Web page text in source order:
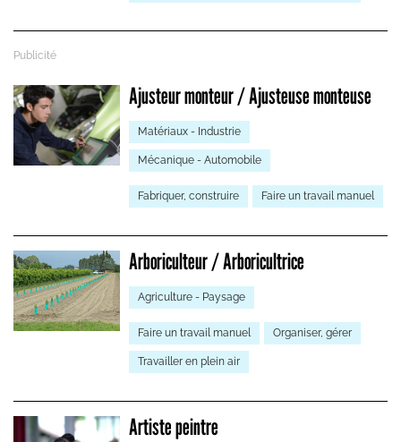
Ajusteur monteur / Ajusteuse monteuse
Matériaux - Industrie
Mécanique - Automobile
Fabriquer, construire Faire un travail manuel
Arboriculteur / Arboricultrice
Agriculture - Paysage
Faire un travail manuel Organiser, gérer
Travailler en plein air
Artiste peintre